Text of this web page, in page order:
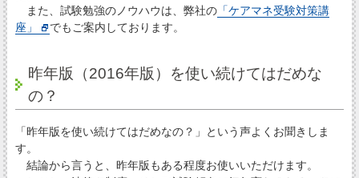
また、試験勉強のノウハウは、弊社の「ケアマネ受験対策講
座」
でもご案内しております。
昨年版（2016年版）を使い続けてはだめな
の？
「昨年版を使い続けてはだめなの？」という声よくお聞きしま
す。
結論から言うと、昨年版もある程度お使いいただけます。